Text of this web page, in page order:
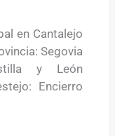
en Cantalejo
Segovia
y León
Encierro